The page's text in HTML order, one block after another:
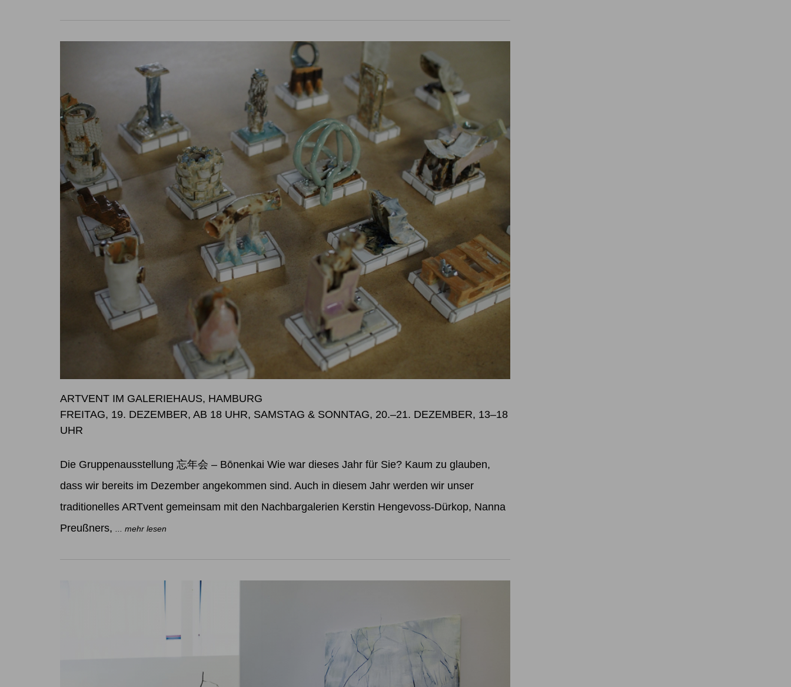
ARTVENT IM GALERIEHAUS, HAMBURG
FREITAG, 19. DEZEMBER, AB 18 UHR, SAMSTAG & SONNTAG, 20.–21. DEZEMBER, 13–18
UHR
Die Gruppenausstellung 忘年会 – Bōnenkai Wie war dieses Jahr für Sie? Kaum zu glauben,
dass wir bereits im Dezember angekommen sind. Auch in diesem Jahr werden wir unser
traditionelles ARTvent gemeinsam mit den Nachbargalerien Kerstin Hengevoss-Dürkop, Nanna
Preußners, ... mehr lesen